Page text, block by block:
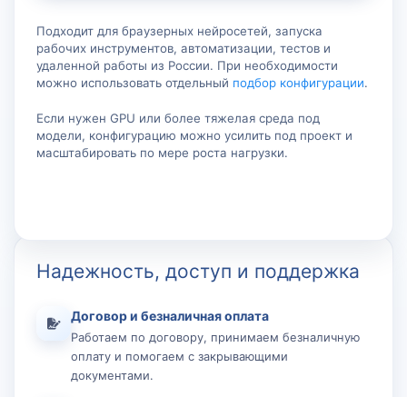
Подходит для браузерных нейросетей, запуска
рабочих инструментов, автоматизации, тестов и
удаленной работы из России. При необходимости
можно использовать отдельный подбор конфигурации.
Если нужен GPU или более тяжелая среда под
модели, конфигурацию можно усилить под проект и
масштабировать по мере роста нагрузки.
Надежность, доступ и поддержка
Договор и безналичная оплата
Работаем по договору, принимаем безналичную
оплату и помогаем с закрывающими
документами.